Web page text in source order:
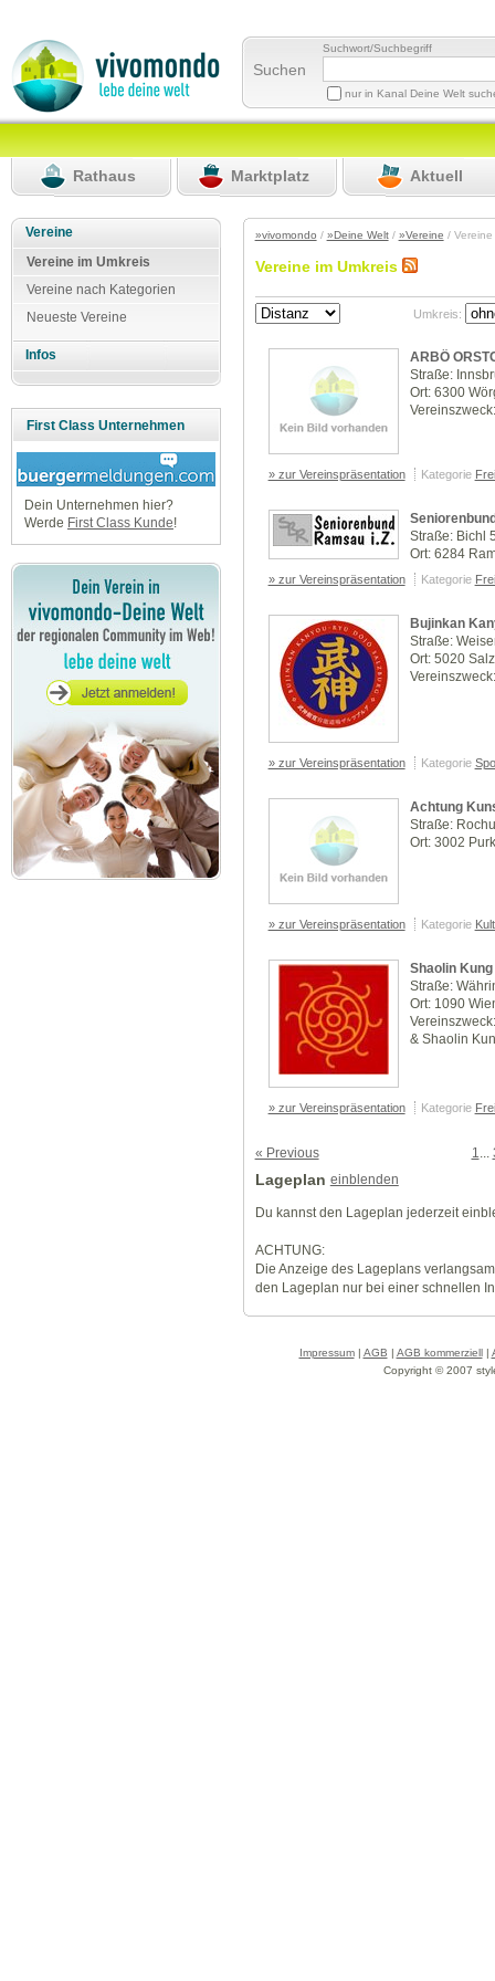
Suchen
Suchwort/Suchbegriff
nur in Kanal Deine Welt
Rathaus Marktplatz Aktuell
Vereine
Vereine im Umkreis
Vereine nach Kategorien
Neueste Vereine
Infos
First Class Unternehmen
Dein Unternehmen hier?
Werde First Class Kunde!
»vivomondo / »Deine Welt/ »Vereine /
Vereine im Umkreis
Umkreis:
ARBÖ
Straße:
Ort: 6300
» zur Vereinspräsentation Kategorie
Straße: Bichl
Ort: 6284
» zur Vereinspräsentation Kategorie
Bujinkan
Straße:
Ort: 5020
» zur Vereinspräsentation Kategorie
Achtung
Straße:
Ort: 3002
» zur Vereinspräsentation Kategorie
Shaolin Kung
Straße:
Ort: 1090
& Shaolin
» zur Vereinspräsentation Kategorie
« Previous 1
Lageplan einblenden
Du kannst den Lageplan jederzeit
ACHTUNG:
Die Anzeige des Lageplans
den Lageplan nur bei einer schnellen
Impressum| AGB | AGB kommerziell|
Copyright © 2007